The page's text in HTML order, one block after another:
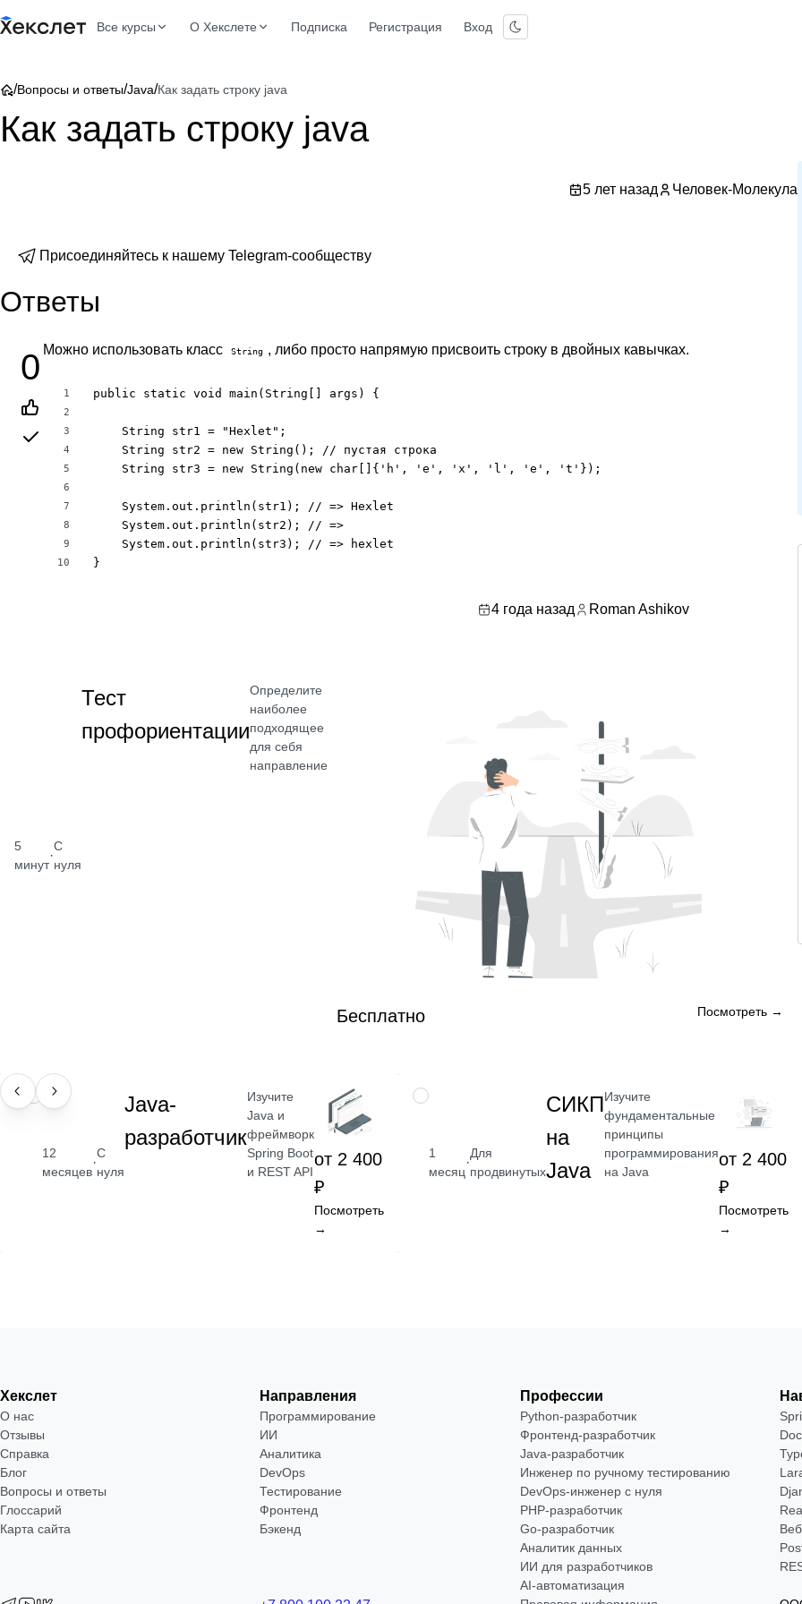
Все курсы О Хекслете Подписка Регистрация Вход
/Вопросы и ответы/Java/Как задать строку java
Как задать строку java
5 лет назад Человек-Молекула
Присоединяйтесь к нашему Telegram-сообществу
Ответы
0 Можно использовать класс String , либо просто напрямую присвоить строку в двойных кавычках.
1
2
3
4
5
6
7
8
9
10
public static void main(String[] args) {
    String str1 = "Hexlet";
    String str2 = new String(); // пустая строка
    String str3 = new String(new char[]{'h', 'e', 'x', 'l', 'e', 't'});
    System.out.println(str1); // => Hexlet
    System.out.println(str2); // =>
    System.out.println(str3); // => hexlet
}
4 года назад Roman Ashikov
5
минут
·
С
нуля
Тест
профориентации
Определите
наиболее
подходящее
для себя
направление
Бесплатно Посмотреть →
ПРОФЕССИЯ
12
месяцев
·
С
нуля
Java-
разработчик
Изучите
Java и
фреймворк
Spring Boot
и REST API
от 2 400
₽
Посмотреть
→
НАВЫК
1
месяц
·
Для
продвинутых
СИКП
на
Java
Изучите
фундаментальные
принципы
программирования
на Java
от 2 400
₽
Посмотреть
→
Хекслет
О нас
Отзывы
Справка
Блог
Вопросы и ответы
Глоссарий
Карта сайта
Направления
Программирование
ИИ
Аналитика
DevOps
Тестирование
Фронтенд
Бэкенд
Профессии
Python-разработчик
Фронтенд-разработчик
Java-разработчик
Инженер по ручному тестированию
DevOps-инженер с нуля
РНР-разработчик
Go-разработчик
Аналитик данных
ИИ для разработчиков
AI-автоматизация